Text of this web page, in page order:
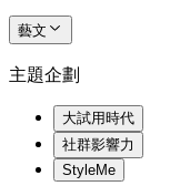
藝文
主題企劃
大試用時代
社群影響力
StyleMe